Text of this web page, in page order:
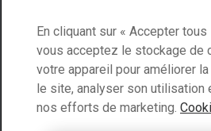
Contactez-nous
Nous trouver
En cliquant sur « Accepter
vous acceptez le stockage de
votre appareil pour améliorer
le site, analyser son utilisation
nos efforts de marketing.